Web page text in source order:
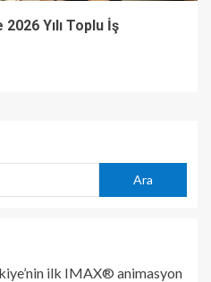
Yılı Toplu İş
Ara
ilk IMAX® animasyon